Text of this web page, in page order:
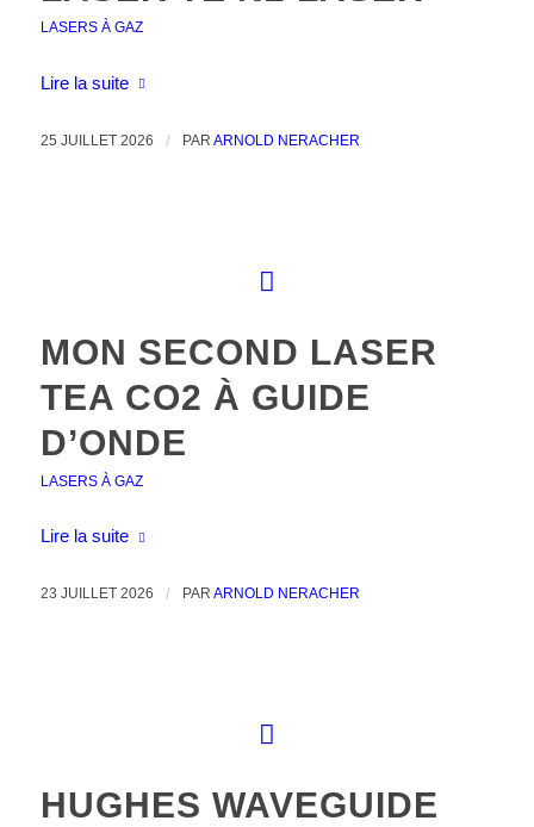
LASERS À GAZ
Lire la suite
25 JUILLET 2026 / PAR ARNOLD NERACHER
MON SECOND LASER
TEA CO2 À GUIDE
D’ONDE
LASERS À GAZ
Lire la suite
23 JUILLET 2026 / PAR ARNOLD NERACHER
HUGHES WAVEGUIDE